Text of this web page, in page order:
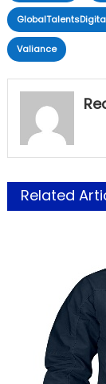
Valiance
Related